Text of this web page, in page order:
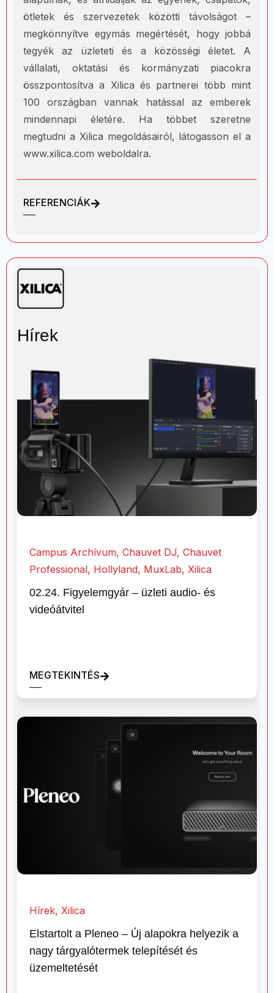
ötletek és szervezetek közötti távolságot –
megkönnyítve egymás megértését, hogy jobbá
tegyék az üzleteti és a közösségi életet. A
vállalati, oktatási és kormányzati piacokra
összpontosítva a Xilica és partnerei több mint
100 országban vannak hatással az emberek
mindennapi életére. Ha többet szeretne
megtudni a Xilica megoldásairól, látogasson el a
www.xilica.com weboldalra. ​
REFERENCIÁK
Hírek
Campus Archívum, Chauvet DJ, Chauvet
Professional, Hollyland, MuxLab, Xilica
02.24. Figyelemgyár – üzleti audio- és
videóátvitel
MEGTEKINTÉS
Hírek, Xilica
Elstartolt a Pleneo – Új alapokra helyezik a
nagy tárgyalótermek telepítését és
üzemeltetését